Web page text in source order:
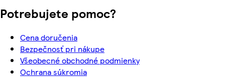
Potrebujete pomoc?
Cena doručenia
Bezpečnosť pri nákupe
Všeobecné obchodné podmienky
Ochrana súkromia